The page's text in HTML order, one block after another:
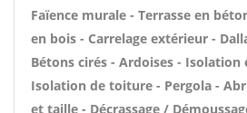
Faïence murale - Terrasse en
en bois - Carrelage extérieur -
Bétons cirés - Ardoises - Isolation
Isolation de toiture - Pergola -
et taille - Décrassage /